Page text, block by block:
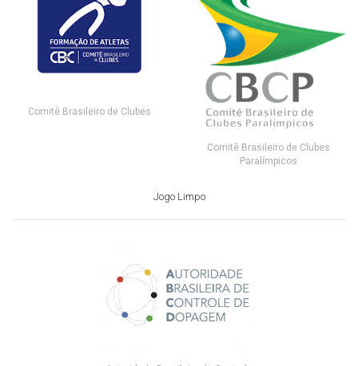
Comitê Brasileiro de Clubes
Comitê Brasileiro de Clubes
Paralímpicos
Jogo Limpo